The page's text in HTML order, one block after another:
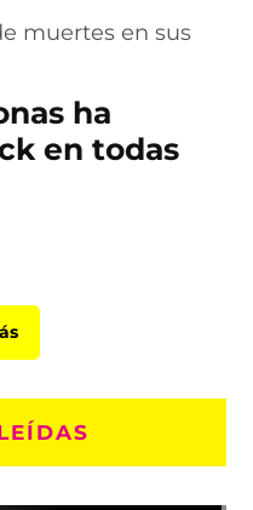
ha
en todas